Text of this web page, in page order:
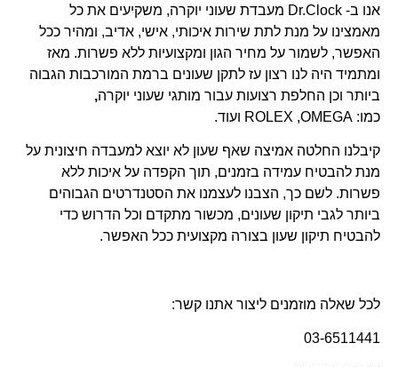
אנו ב- Dr.Clock מעבדת שעוני יוקרה, משקיעים את כל
מאמצינו על מנת לתת שירות איכותי, אישי, אדיב, ומהיר ככל
האפשר, לשמור על מחיר הגון ומקצועיות ללא פשרות. מאז
ומתמיד היה לנו רצון עז לתקן שעונים ברמת המורכבות הגבוה
ביותר וכן החלפת רצועות עבור מותגי שעוני יוקרה,
כמו: ROLEX ,OMEGA ועוד.
קיבלנו החלטה אמיצה שאף שעון לא יוצא למעבדה חיצונית על
מנת להבטיח עמידה בזמנים, תוך הקפדה על איכות ללא
פשרות. לשם כך, הצבנו לעצמנו את הסטנדרטים הגבוהים
ביותר לגבי תיקון שעונים, מכשור מתקדם וכל הדרוש כדי
להבטיח תיקון שעון בצורה מקצועית ככל האפשר.
לכל שאלה מוזמנים ליצור אתנו קשר:
03-6511441